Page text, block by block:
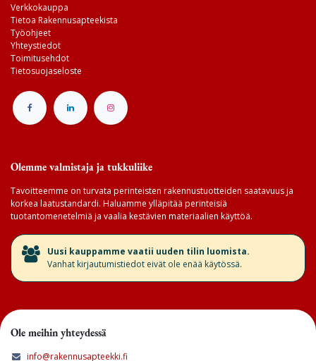
Verkkokauppa
Tietoa Rakennusapteekista
Työohjeet
Yhteystiedot
Toimitusehdot
Tietosuojaseloste
Olemme valmistaja ja tukkuliike
Tavoitteemme on turvata perinteisten rakennustuotteiden saatavuus ja
korkea laatustandardi. Haluamme ylläpitää perinteisiä
tuotantomenetelmiä ja vaalia kestävien materiaalien käyttöä.
​Uusi kauppamme vaatii uuden tilin luomista.
Vanhat kirjautumistiedot eivät ole enää käytössä.
Ole meihin yhteydessä
info@rakennusapteekki.fi